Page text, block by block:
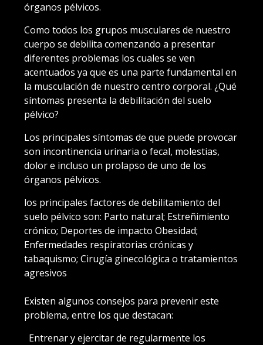
órganos pélvicos.
Como todos los grupos musculares de nuestro
cuerpo se debilita comenzando a presentar
diferentes problemas los cuales se ven
acentuados ya que es una parte fundamental en
la musculación de nuestro centro corporal. ¿Qué
síntomas presenta la debilitación del suelo
pélvico?
Los principales síntomas de que puede provocar
son incontinencia urinaria o fecal, molestias,
dolor e incluso un prolapso de uno de los
órganos pélvicos.
los principales factores de debilitamiento del
suelo pélvico son: Parto natural; Estreñimiento
crónico; Deportes de impacto Obesidad;
Enfermedades respiratorias crónicas y
tabaquismo; Cirugía ginecológica o tratamientos
agresivos
Existen algunos consejos para prevenir este
problema, entre los que destacan:
Entrenar y ejercitar de regularmente los